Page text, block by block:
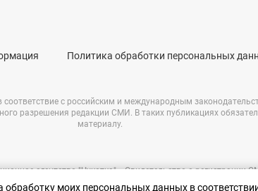
обработку моих персональных данных в
Политика обработки персональных
с российским и международным
разрешения редакции СМИ. В таких публикациях
материалу.
агентство "Чукотка"». Свидетельство о регистрации
г. Выдано Федеральной службой по надзору в сфере